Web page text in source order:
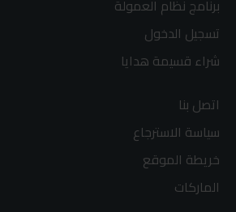
برنامج نظام العمولة
تسجيل الدخول
شراء قسيمة هدايا
اتصل بنا
سياسة الاسترجاع
خريطة الموقع
الماركات